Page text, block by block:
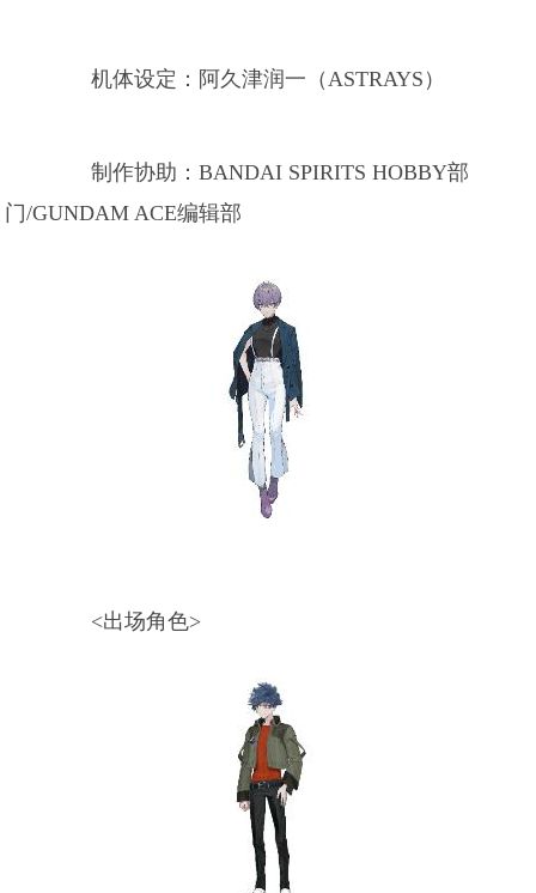
机体设定：阿久津润一（ASTRAYS）
制作协助：BANDAI SPIRITS HOBBY部
门/GUNDAM ACE编辑部
<出场角色>